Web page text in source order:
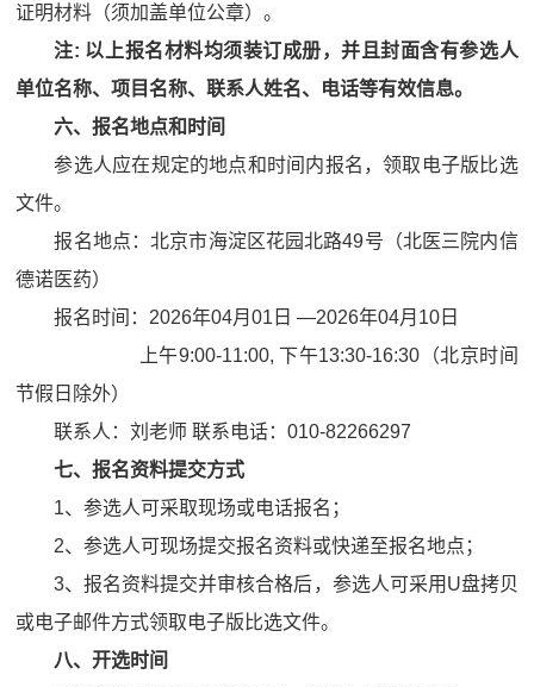
证明材料（须加盖单位公章）。
注: 以上报名材料均须装订成册，并且封面含有参选人
单位名称、项目名称、联系人姓名、电话等有效信息。
六、报名地点和时间
参选人应在规定的地点和时间内报名，领取电子版比选
文件。
报名地点：北京市海淀区花园北路49号（北医三院内信
德诺医药）
报名时间：2026年04月01日 —2026年04月10日
上午9:00-11:00, 下午13:30-16:30（北京时间
节假日除外）
联系人：刘老师 联系电话：010-82266297
七、报名资料提交方式
1、参选人可采取现场或电话报名；
2、参选人可现场提交报名资料或快递至报名地点；
3、报名资料提交并审核合格后，参选人可采用U盘拷贝
或电子邮件方式领取电子版比选文件。
八、开选时间